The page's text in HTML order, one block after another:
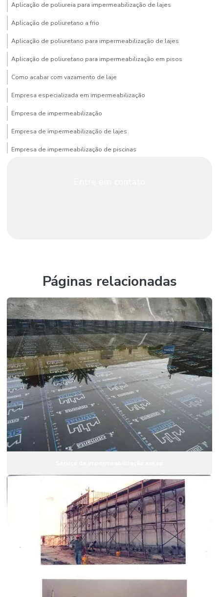
Aplicação de poliureia para impermeabilização de lajes
Aplicação de poliuretano a frio
Aplicação de poliuretano para impermeabilização de lajes
Aplicação de poliuretano para impermeabilização em pisos
Como acabar com vazamento de laje
Empresa especializada em impermeabilização
Empresa de impermeabilização
Empresa de impermeabilização de lajes
Empresa de impermeabilização de piscinas
Impermeabilização a frio
Impermeabilização de lajes
Impermeabilização de lajes de cobertura
Impermeabilização de lajes em sp
Impermeabilização de lajes sp
Impermeabilização com manta
Impermeabilização com manta aluminizada
Impermeabilização com manta asfáltica
Impermeabilização de paredes
Impermeabilização de piscinas
Impermeabilização de piscinas de alvenaria
Impermeabilização de piscinas de concreto
Impermeabilização de reservatório de água
Impermeabilização de reservatórios
Impermeabilização de tanques
Páginas relacionadas